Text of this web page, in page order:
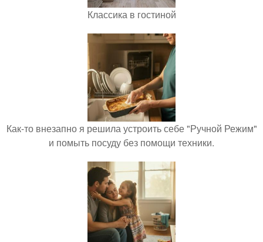
Классика в гостиной
Как-то внезапно я решила устроить себе "Ручной Режим"
и помыть посуду без помощи техники.